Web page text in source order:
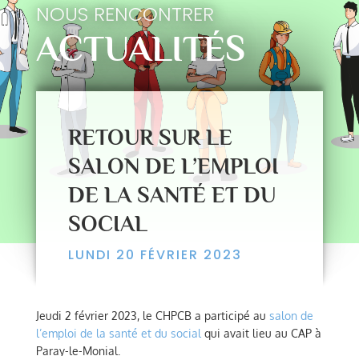
NOUS RENCONTRER
ACTUALITÉS
RETOUR SUR LE
SALON DE L’EMPLOI
DE LA SANTÉ ET DU
SOCIAL
LUNDI 20 FÉVRIER 2023
Jeudi 2 février 2023, le CHPCB a participé au salon de
l’emploi de la santé et du social qui avait lieu au CAP à
Paray-le-Monial.